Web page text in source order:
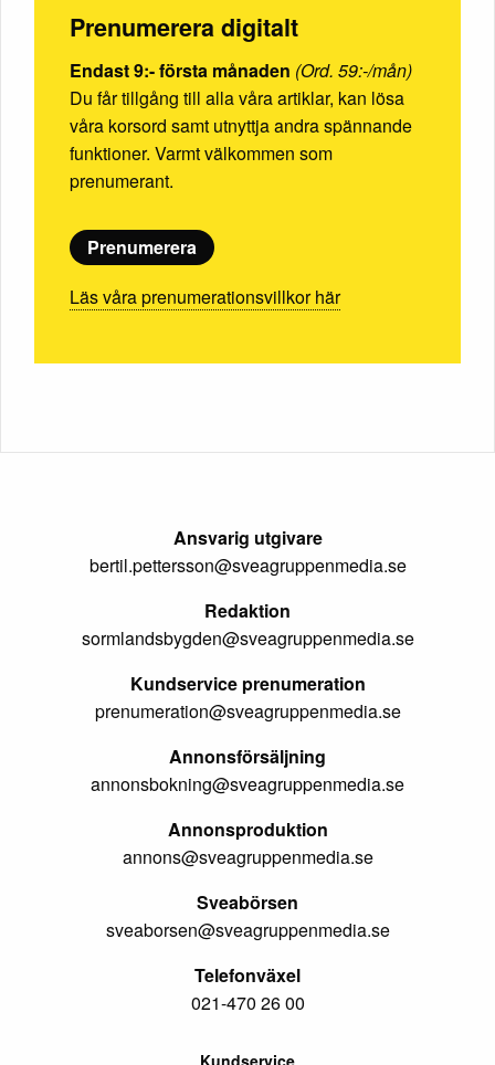
Prenumerera digitalt
Endast 9:- första månaden (Ord. 59:-/mån)
Du får tillgång till alla våra artiklar, kan lösa
våra korsord samt utnyttja andra spännande
funktioner. Varmt välkommen som
prenumerant.
Prenumerera
Läs våra prenumerationsvillkor här
Ansvarig utgivare
bertil.pettersson@sveagruppenmedia.se
Redaktion
sormlandsbygden@sveagruppenmedia.se
Kundservice prenumeration
prenumeration@sveagruppenmedia.se
Annonsförsäljning
annonsbokning@sveagruppenmedia.se
Annonsproduktion
annons@sveagruppenmedia.se
Sveabörsen
sveaborsen@sveagruppenmedia.se
Telefonväxel
021-470 26 00